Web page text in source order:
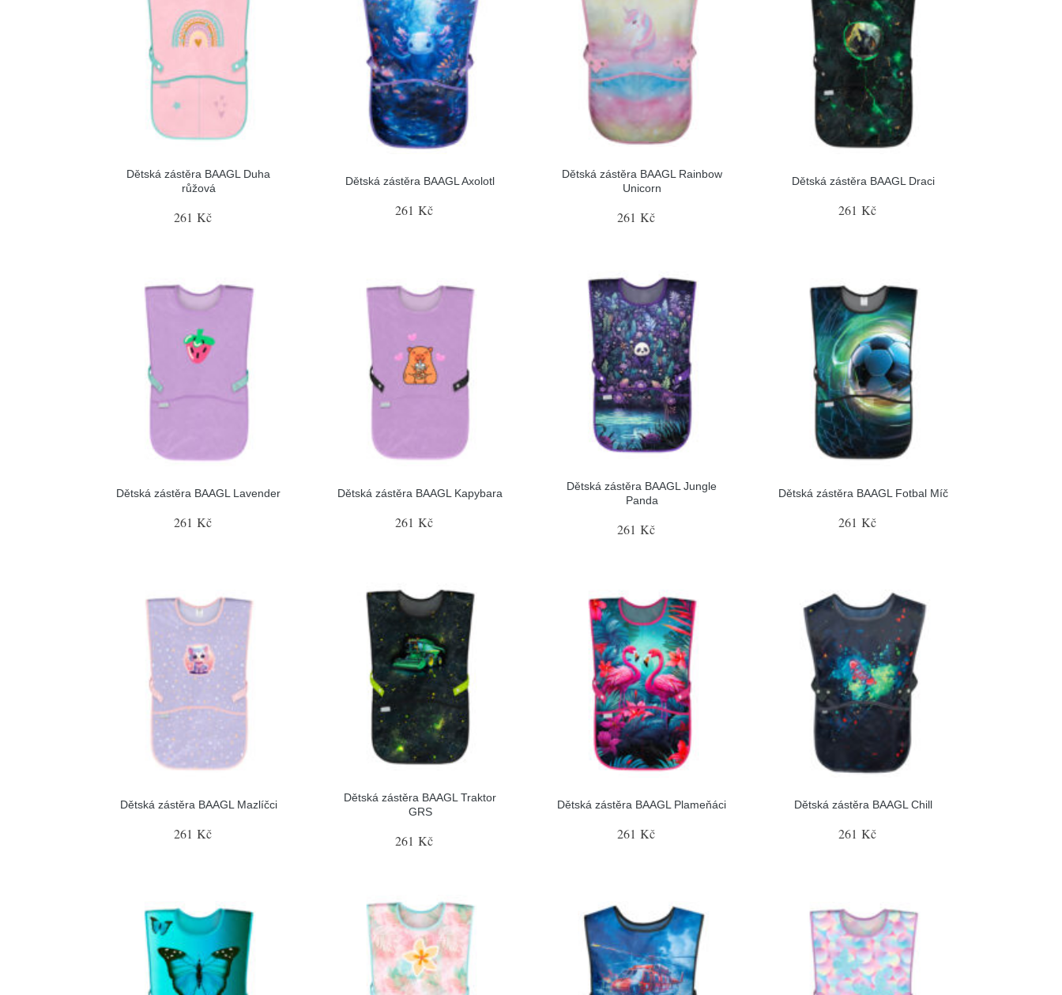
Dětská zástěra BAAGL Duha
růžová
261 Kč
Dětská zástěra BAAGL Axolotl
261 Kč
Dětská zástěra BAAGL Rainbow
Unicorn
261 Kč
Dětská zástěra BAAGL Draci
261 Kč
Dětská zástěra BAAGL Lavender
261 Kč
Dětská zástěra BAAGL Kapybara
261 Kč
Dětská zástěra BAAGL Jungle
Panda
261 Kč
Dětská zástěra BAAGL Fotbal Míč
261 Kč
Dětská zástěra BAAGL Mazlíčci
261 Kč
Dětská zástěra BAAGL Traktor
GRS
261 Kč
Dětská zástěra BAAGL Plameňáci
261 Kč
Dětská zástěra BAAGL Chill
261 Kč